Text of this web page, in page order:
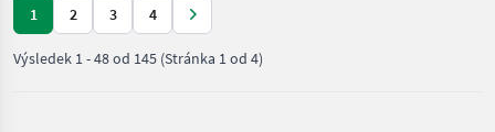
1 2 3 4
Výsledek 1-48od 145 (Stránka 1 od 4)